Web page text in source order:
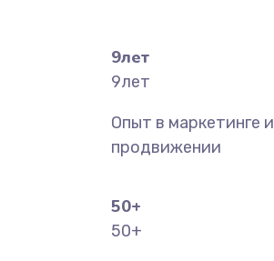
9лет
9лет
Опыт в маркетинге и
продвижении
50+
50+